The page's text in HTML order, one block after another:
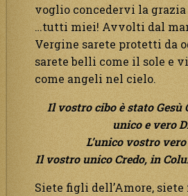
voglio concedervi la grazia
…tutti miei! Avvolti dal
Vergine sarete protetti da
sarete belli come il sole e
come angeli nel cielo.
Il vostro cibo è stato Gesù
unico e vero
L’unico vostro
Il vostro unico Credo, in
Siete figli dell’Amore,